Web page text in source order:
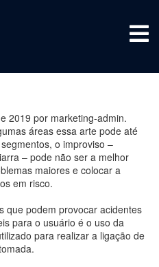
utilizar
2019 por marketing-admin.
áreas essa arte pode até
o improviso –
– pode não ser a melhor
maiores e colocar a
em risco.
que podem provocar acidentes
para o usuário é o uso da
para realizar a ligação de